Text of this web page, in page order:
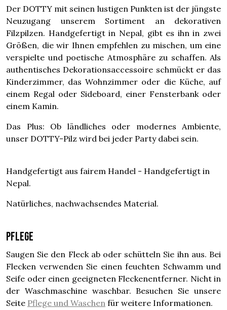
Der DOTTY mit seinen lustigen Punkten ist der jüngste
Neuzugang unserem Sortiment an dekorativen
Filzpilzen. Handgefertigt in Nepal, gibt es ihn in zwei
Größen, die wir Ihnen empfehlen zu mischen, um eine
verspielte und poetische Atmosphäre zu schaffen. Als
authentisches Dekorationsaccessoire schmückt er das
Kinderzimmer, das Wohnzimmer oder die Küche, auf
einem Regal oder Sideboard, einer Fensterbank oder
einem Kamin.
Das Plus: Ob ländliches oder modernes Ambiente,
unser DOTTY-Pilz wird bei jeder Party dabei sein.
Handgefertigt aus fairem Handel - Handgefertigt in
Nepal.
Natürliches, nachwachsendes Material.
Pflege
Saugen Sie den Fleck ab oder schütteln Sie ihn aus. Bei
Flecken verwenden Sie einen feuchten Schwamm und
Seife oder einen geeigneten Fleckenentferner. Nicht in
der Waschmaschine waschbar. Besuchen Sie unsere
Seite Pflege und Waschen für weitere Informationen.